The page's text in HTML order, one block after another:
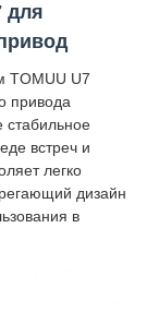
для
TOMUU U7
привода
стабильное
встреч и
легко
дизайн
в